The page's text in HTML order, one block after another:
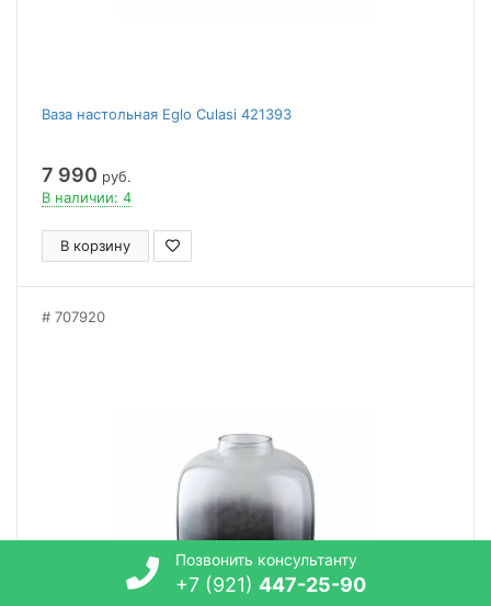
Ваза настольная Eglo Culasi 421393
7 990 руб.
В наличии: 4
В корзину
707920
Позвонить консультанту
+7 (921) 447-25-90